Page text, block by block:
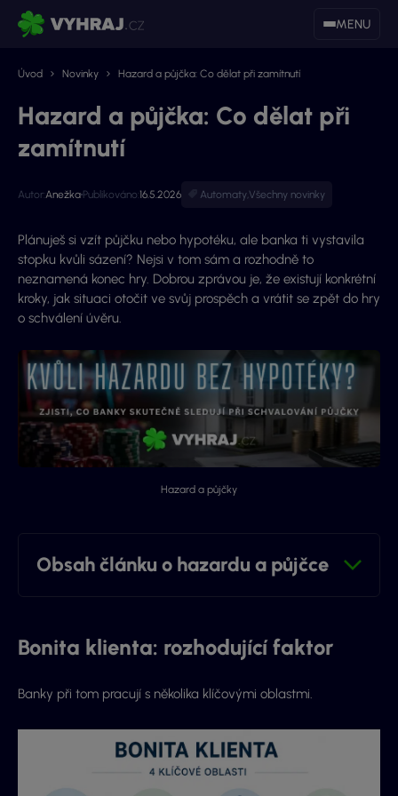
MENU
Úvod Novinky Hazard a půjčka: Co dělat při zamítnutí
Hazard a půjčka: Co dělat při
zamítnutí
Autor:Anežka Publikováno: 16.5.2026 Automaty,Všechny novinky
Plánuješ si vzít půjčku nebo hypotéku, ale banka ti vystavila
stopku kvůli sázení? Nejsi v tom sám a rozhodně to
neznamená konec hry. Dobrou zprávou je, že existují konkrétní
kroky, jak situaci otočit ve svůj prospěch a vrátit se zpět do hry
o schválení úvěru.
Hazard a půjčky
Obsah článku o hazardu a půjčce
Bonita klienta: rozhodující faktor
Banky při tom pracují s několika klíčovými oblastmi.